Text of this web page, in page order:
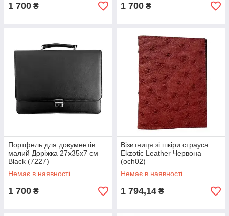
1 700 ₴ 1 700 ₴
Портфель для документів
малий Доріжка 27х35х7 см
Black (7227)
Немає в наявності
1 700 ₴
Візитниця зі шкіри страуса
Ekzotic Leather Червона
(och02)
Немає в наявності
1 794,14 ₴